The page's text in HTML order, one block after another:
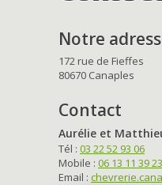
Notre
172 rue de Fieffes
80670 Canaples
Contact
Aurélie et Matthieu
Tél : 03 22 52 93 06
Mobile : 06 13 11 39 23
Email :